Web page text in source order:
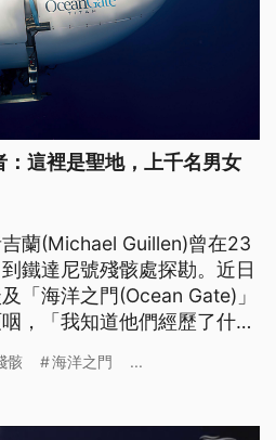
這裡是聖地，上千名男女
蘭(Michael Guillen)曾在23
鐵達尼號殘骸處探勘。近日
「海洋之門(Ocean Gate)」
，「我知道他們經歷了什
骸 海洋之門 ...